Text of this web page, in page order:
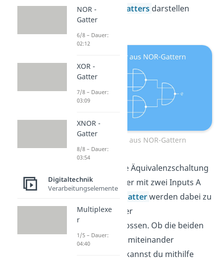
Hilfe eines
NOR-Gatters darstellen
kann.
XNOR-Gatter aus NOR-Gattern
Du siehst hier eine Äquivalenzschaltung
für ein XNOR-Gatter mit zwei Inputs A
NOR-Gatterwerden dabei zu
einem XNOR-Gatter
zusammengeschlossen. Ob die beiden
Gatter tatsächlich miteinander
übereinstimmen, kannst du mithilfe
NOR -
Gatter
6/8 – Dauer:
02:12
XOR -
Gatter
7/8 – Dauer:
03:09
XNOR -
Gatter
8/8 – Dauer:
03:54
Digitaltechnik
Verarbeitungselemente
Multiplexe
r
1/5 – Dauer:
04:40